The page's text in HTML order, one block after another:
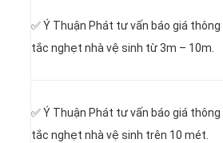
✅ Ý Thuận Phát tư vấn báo giá thông
tắc nghẹt nhà vệ sinh từ 3m – 10m.
✅ Ý Thuận Phát tư vấn báo giá thông
tắc nghẹt nhà vệ sinh trên 10 mét.